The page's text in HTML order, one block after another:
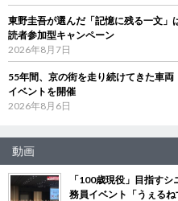
東野圭吾が選んだ「記憶に残る一文
読者参加型キャンペーン
2026年8月7日
55年間、京の街を走り続けてきた車
イベントを開催
2026年8月6日
動画
「100歳現役」目指す
務員イベント「うぇるね